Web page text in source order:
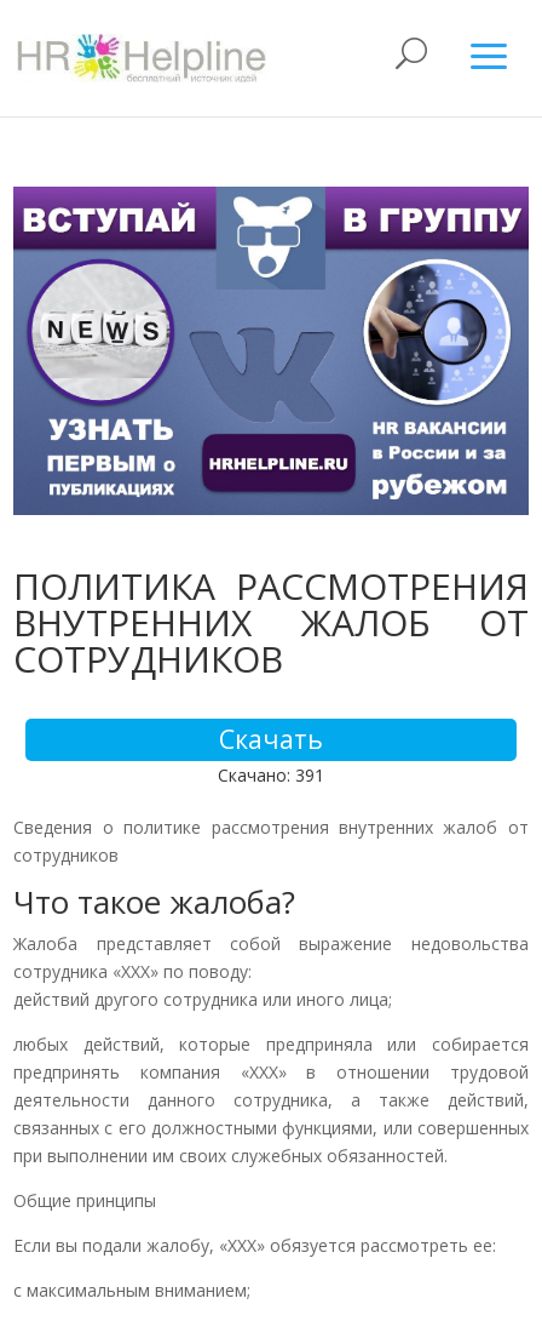
ПОЛИТИКА РАССМОТРЕНИЯ
ВНУТРЕННИХ ЖАЛОБ ОТ
СОТРУДНИКОВ
Скачать
Скачано: 391
Сведения о политике рассмотрения внутренних жалоб от
сотрудников
Что такое жалоба?
Жалоба представляет собой выражение недовольства
сотрудника «ХХХ» по поводу:
действий другого сотрудника или иного лица;
любых действий, которые предприняла или собирается
предпринять компания «ХХХ» в отношении трудовой
деятельности данного сотрудника, а также действий,
связанных с его должностными функциями, или совершенных
при выполнении им своих служебных обязанностей.
Общие принципы
Если вы подали жалобу, «ХХХ» обязуется рассмотреть ее:
с максимальным вниманием;